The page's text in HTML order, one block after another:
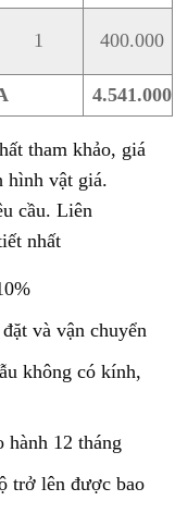
1 400.000
4.541.000
tham khảo, giá
hình vật giá.
cầu. Liên
nhất
và vận chuyển
không có kính,
hành 12 tháng
trở lên được bao